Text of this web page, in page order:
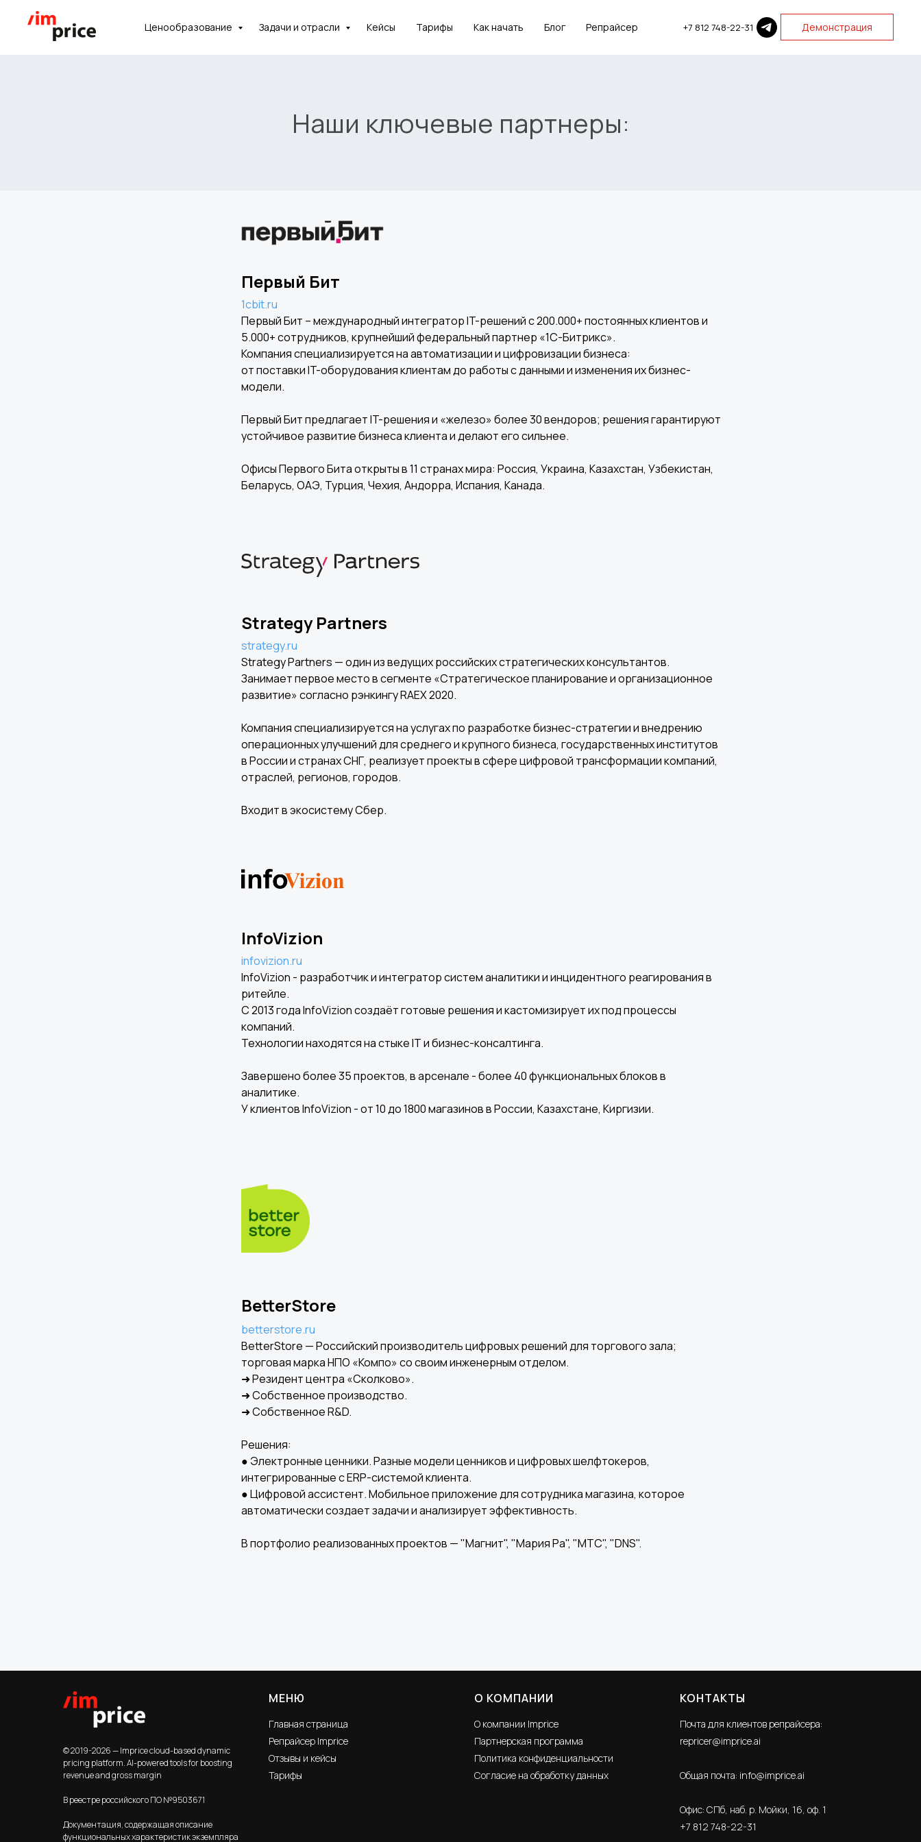
систему изнутри и понять,
насколько она применима
+7
согласие на обработку персональных данных Я соглашаюсь cполитикой конфиденциальности
Ценообразование Задачи и отрасли Кейсы Тарифы Как начать Блог Репрайсер +7 812 748-22-31 Демонстрация
Наши ключевые партнеры:
Первый Бит
1cbit.ru
Первый Бит – международный интегратор IT-решений с 200.000+ постоянных клиентов и
5.000+ сотрудников, крупнейший федеральный партнер «1С-Битрикс».
Компания специализируется на автоматизации и цифровизации бизнеса:
от поставки IT-оборудования клиентам до работы с данными и изменения их бизнес-
модели.
Первый Бит предлагает IT-решения и «железо» более 30 вендоров; решения гарантируют
устойчивое развитие бизнеса клиента и делают его сильнее.
Офисы Первого Бита открыты в 11 странах мира: Россия, Украина, Казахстан, Узбекистан,
Беларусь, ОАЭ, Турция, Чехия, Андорра, Испания, Канада.
Strategy Partners
strategy.ru
Strategy Partners — один из ведущих российских стратегических консультантов.
Занимает первое место в сегменте «Стратегическое планирование и организационное
развитие» согласно рэнкингу RAEX 2020.
Компания специализируется на услугах по разработке бизнес-стратегии и внедрению
операционных улучшений для среднего и крупного бизнеса, государственных институтов
в России и странах СНГ, реализует проекты в сфере цифровой трансформации компаний,
отраслей, регионов, городов.
Входит в экосистему Сбер.
InfoVizion
infovizion.ru
InfoVizion - разработчик и интегратор систем аналитики и инцидентного реагирования в
ритейле.
C 2013 года InfoVizion создаёт готовые решения и кастомизирует их под процессы
компаний.
Технологии находятся на стыке IT и бизнес-консалтинга.
Завершено более 35 проектов, в арсенале - более 40 функциональных блоков в
аналитике.
У клиентов InfoVizion - от 10 до 1800 магазинов в России, Казахстане, Киргизии.
BetterStore
betterstore.ru
BetterStore — Российский производитель цифровых решений для торгового зала;
торговая марка НПО «Компо» со своим инженерным отделом.
➜ Резидент центра «Сколково».
➜ Cобственное производство.
➜ Собственное R&D.
Решения:
● Электронные ценники. Разные модели ценников и цифровых шелфтокеров,
интегрированные с ERP-системой клиента.
● Цифровой ассистент. Мобильное приложение для сотрудника магазина, которое
автоматически создает задачи и анализирует эффективность.
В портфолио реализованных проектов — "Магнит", "Мария Ра", "МТС", "DNS".
© 2019-2026 — Imprice cloud-based dynamic
pricing platform. AI-powered tools for boosting
revenue and gross margin
В реестре российского ПО №9503671
Документация, содержащая описание
функциональных характеристик экземпляра
МЕНЮ
Главная страница
Репрайсер Imprice
Отзывы и кейсы
Тарифы
О КОМПАНИИ
О компании Imprice
Партнерская программа
Политика конфиденциальности
Согласие на обработку данных
КОНТАКТЫ
Почта для клиентов репрайсера:
repricer@imprice.ai
Общая почта: info@imprice.ai
Офис: СПб, наб. р. Мойки, 16, оф. 1
+7 812 748-22-31